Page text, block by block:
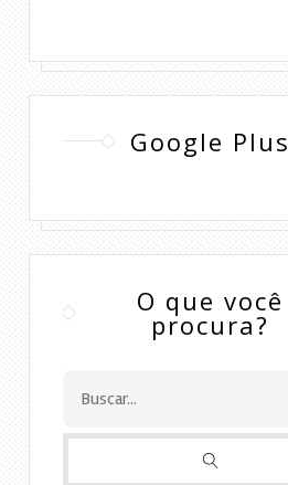
Google Plus
O que você
procura?